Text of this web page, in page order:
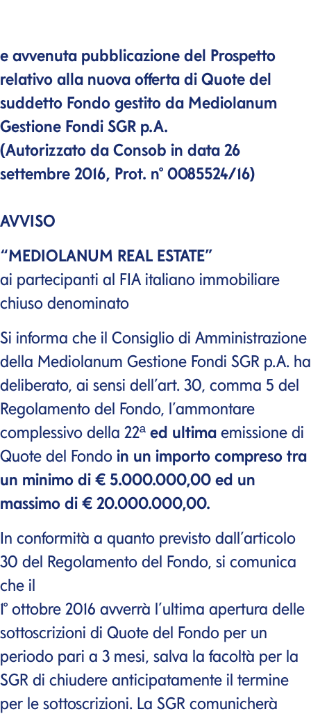
e avvenuta pubblicazione del Prospetto
relativo alla nuova offerta di Quote del
suddetto Fondo gestito da Mediolanum
Gestione Fondi SGR p.A.
(Autorizzato da Consob in data 26
settembre 2016, Prot. n° 0085524/16)
AVVISO
“MEDIOLANUM REAL ESTATE”
ai partecipanti al FIA italiano immobiliare
chiuso denominato
Si informa che il Consiglio di Amministrazione
della Mediolanum Gestione Fondi SGR p.A. ha
deliberato, ai sensi dell’art. 30, comma 5 del
Regolamento del Fondo, l’ammontare
complessivo della 22ª ed ultima emissione di
Quote del Fondo in un importo compreso tra
un minimo di € 5.000.000,00 ed un
massimo di € 20.000.000,00.
In conformità a quanto previsto dall’articolo
30 del Regolamento del Fondo, si comunica
che il
1° ottobre 2016 avverrà l’ultima apertura delle
sottoscrizioni di Quote del Fondo per un
periodo pari a 3 mesi, salva la facoltà per la
SGR di chiudere anticipatamente il termine
per le sottoscrizioni. La SGR comunicherà